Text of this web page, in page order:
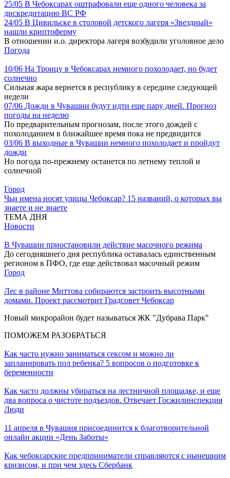
25/05 В Чебоксарах оштрафовали еще одного человека за
дискредитацию ВС РФ
24/05 В Цивильске в столовой детского лагеря «Звездный»
нашли криптоферму
В отношении и.о. директора лагеря возбудили уголовное дело
Погода
10/06 На Троицу в Чебоксарах немного похолодает, но будет
солнечно
Сильная жара вернется в республику в середине следующей
недели
07/06 Дожди в Чувашии будут идти еще пару дней. Прогноз
погоды на неделю
По предварительным прогнозам, после этого дождей с
похолоданием в ближайшее время пока не предвидится
03/06 В выходные в Чувашии немного похолодает и пройдут
дожди
Но погода по-прежнему останется по летнему теплой и
солнечной
Город
Чьи имена носят улицы Чебоксар? 15 названий, о которых вы
знаете и не знаете
ТЕМА ДНЯ
Новости
В Чувашии приостановили действие масочного режима
До сегодняшнего дня республика оставалась единственным
регионом в ПФО, где еще действовал масочный режим
Город
Лес в районе Миттова собираются застроить высотными
домами. Проект рассмотрит Градсовет Чебоксар
Новый микрорайон будет называться ЖК "Дубрава Парк"
ПОМОЖЕМ РАЗОБРАТЬСЯ
Как часто нужно заниматься сексом и можно ли
запланировать пол ребенка? 5 вопросов о подготовке к
беременности
Как часто должны убираться на лестничной площадке, и еще
два вопроса о чистоте подъездов. Отвечает Госжилинспекция
Люди
11 апреля в Чувашия присоединится к благотворительной
онлайн акции «День Заботы»
Как чебоксарские предприниматели справляются с нынешним
кризисом, и при чем здесь Сбербанк